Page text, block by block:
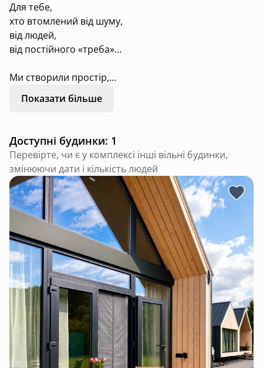
Для тебе,
хто втомлений від шуму,
від людей,
від постійного «треба»…
Ми створили простір,
де зручно, тепло
і нічого не хочеться додавати.
Тут можна просто жити,
відпочивати
й дихати горами.
Повільні ранки.
Тихі вечори.
Світло у вікнах
і тиша, яка лікує.
Без поспіху.
Без зайвого.
У своєму ритмі.
Ця локація може стати місцем твоєї сили , місцем
твого балансу .
Показати більше
Доступні будинки: 1
Перевірте, чи є у комплексі інші вільні будинки,
змінюючи дати і кількість людей